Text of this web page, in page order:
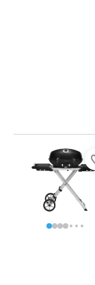
Beoordeling is 9,3